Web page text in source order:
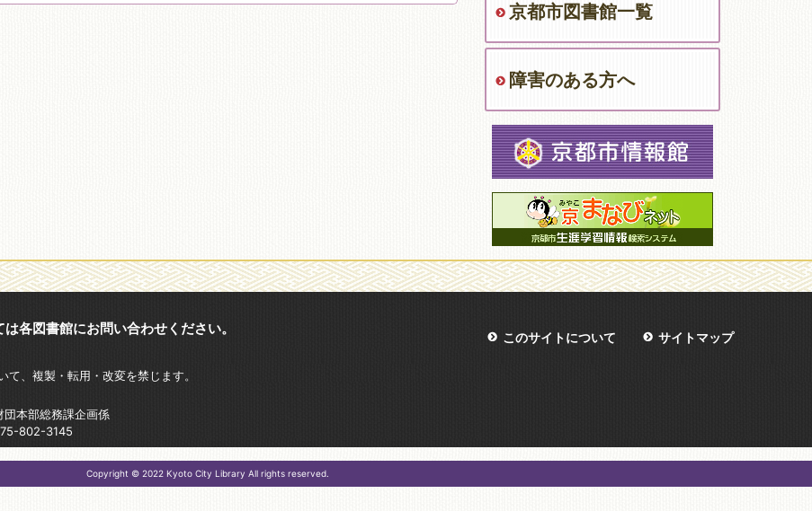
京都市図書館一覧
障害のある方へ
このサイトについて サイトマップ
各図書館にお問い合わせください。
、複製・転用・改変を禁じます。
本部総務課企画係
802-3145
Copyright © 2022 Kyoto City Library All rights reserved.